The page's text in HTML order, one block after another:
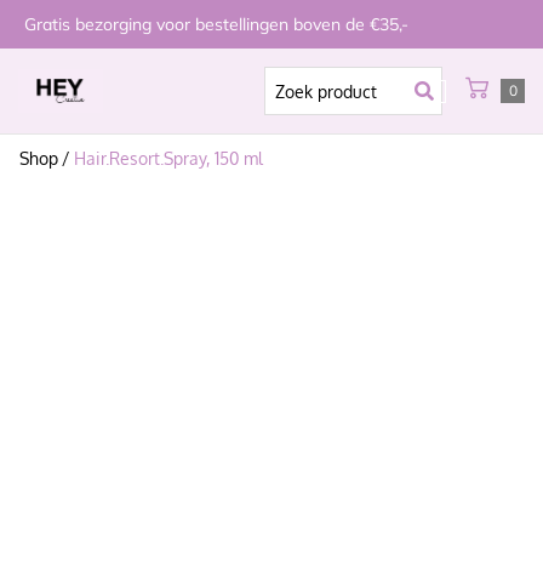
Gratis bezorging voor bestellingen boven de €35,-
0
Shop / Hair.Resort.Spray, 150 ml